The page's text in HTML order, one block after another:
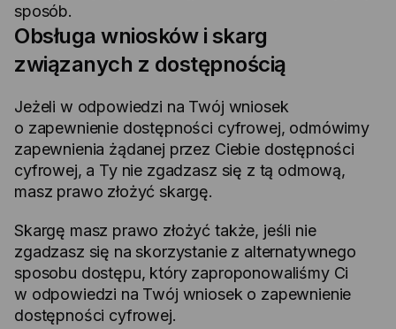
sposób.
Obsługa wniosków i skarg
związanych z dostępnością
Jeżeli w odpowiedzi na Twój wniosek
o zapewnienie dostępności cyfrowej, odmówimy
zapewnienia żądanej przez Ciebie dostępności
cyfrowej, a Ty nie zgadzasz się z tą odmową,
masz prawo złożyć skargę.
Skargę masz prawo złożyć także, jeśli nie
zgadzasz się na skorzystanie z alternatywnego
sposobu dostępu, który zaproponowaliśmy Ci
w odpowiedzi na Twój wniosek o zapewnienie
dostępności cyfrowej.